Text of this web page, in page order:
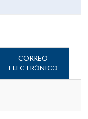
CORREO
ELECTRÓNICO